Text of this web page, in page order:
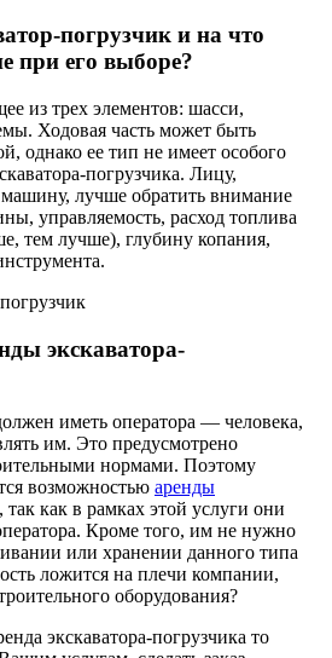
погрузчик и на что
при его выборе?
из трех элементов: шасси,
Ходовая часть может быть
однако ее тип не имеет особого
погрузчика. Лицу,
лучше обратить внимание
управляемость, расход топлива
тем лучше), глубину копания,
экскаватора-
иметь оператора — человека,
им. Это предусмотрено
нормами. Поэтому
возможностью аренды
, так как в рамках этой услуги они
Кроме того, им не нужно
или хранении данного типа
ложится на плечи компании,
оборудования?
экскаватора-погрузчика то